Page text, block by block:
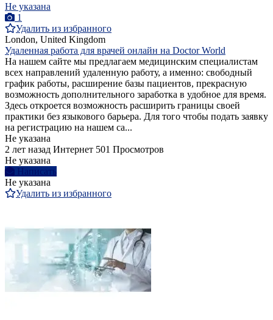
Не указана
1
Удалить из избранного
London, United Kingdom
Удаленная работа для врачей онлайн на Doctor World
На нашем сайте мы предлагаем медицинским специалистам
всех направлений удаленную работу, а именно: свободный
график работы, расширение базы пациентов, прекрасную
возможность дополнительного заработка в удобное для время.
Здесь откроется возможность расширить границы своей
практики без языкового барьера. Для того чтобы подать заявку
на регистрацию на нашем са...
Не указана
2 лет назад Интернет 501 Просмотров
Не указана
Написать
Не указана
Удалить из избранного